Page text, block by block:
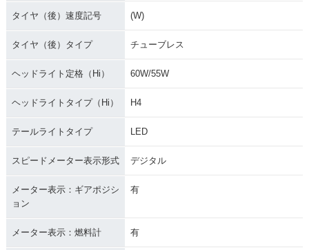
タイヤ（後）速度記号 (W)
タイヤ（後）タイプ チューブレス
ヘッドライト定格（Hi） 60W/55W
ヘッドライトタイプ（Hi） H4
テールライトタイプ LED
スピードメーター表示形式 デジタル
メーター表示：ギアポジシ
ョン
有
メーター表示：燃料計 有